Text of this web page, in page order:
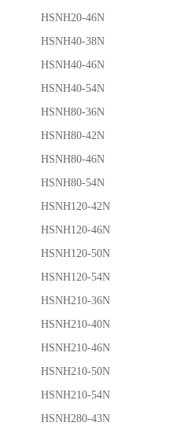
HSNH20-46N
HSNH40-38N
HSNH40-46N
HSNH40-54N
HSNH80-36N
HSNH80-42N
HSNH80-46N
HSNH80-54N
HSNH120-42N
HSNH120-46N
HSNH120-50N
HSNH120-54N
HSNH210-36N
HSNH210-40N
HSNH210-46N
HSNH210-50N
HSNH210-54N
HSNH280-43N